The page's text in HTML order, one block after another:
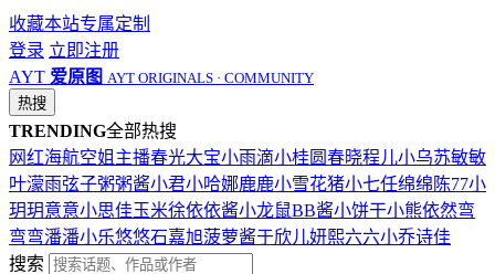
收藏本站专属定制
登录 立即注册
AYT 爱原图 AYT ORIGINALS · COMMUNITY
热搜
TRENDING全部热搜
网红海航空姐 主播春光大宝小雨滴小桂圆春晓程儿小乌苏敏敏
叶濛雨弦子粥粥酱小君小哈娜鹿鹿小雪花猪小七任绵绵 陈77小
玥玥意意小思佳玉米徐依依酱小龙鼠BB酱小饼干小熊依然弯
弯弯潘潘小乐悠悠石嘉旭菠萝酱于欣儿妍熙六六小乔诗佳
搜索